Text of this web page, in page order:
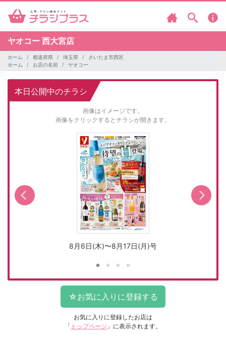
ヤオコー 西大宮店
ホーム 都道府県 埼玉県
さいたま市西区
ホーム
お店の名前 ヤオコー
本日公開中のチラシ
画像はイメージです。
画像をクリックするとチラシが開きます。
8月6日(木)〜8月17日(月)号
お気に入りに登録したお店は
「 トップページ 」に表示されます。